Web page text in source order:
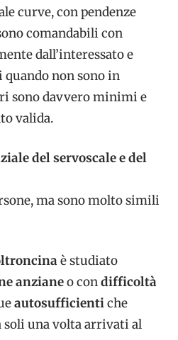
curve, con pendenze
comandabili con
dall’interessato e
quando non sono in
sono davvero minimi e
valida.
del servoscale e del
ma sono molto simili
è studiato
anzianeo condifficoltà
autosufficientiche
soli una volta arrivati al